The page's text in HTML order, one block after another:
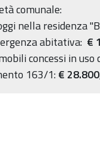
comunale:
nella residenza
abitativa: €
concessi in uso
163/1:€